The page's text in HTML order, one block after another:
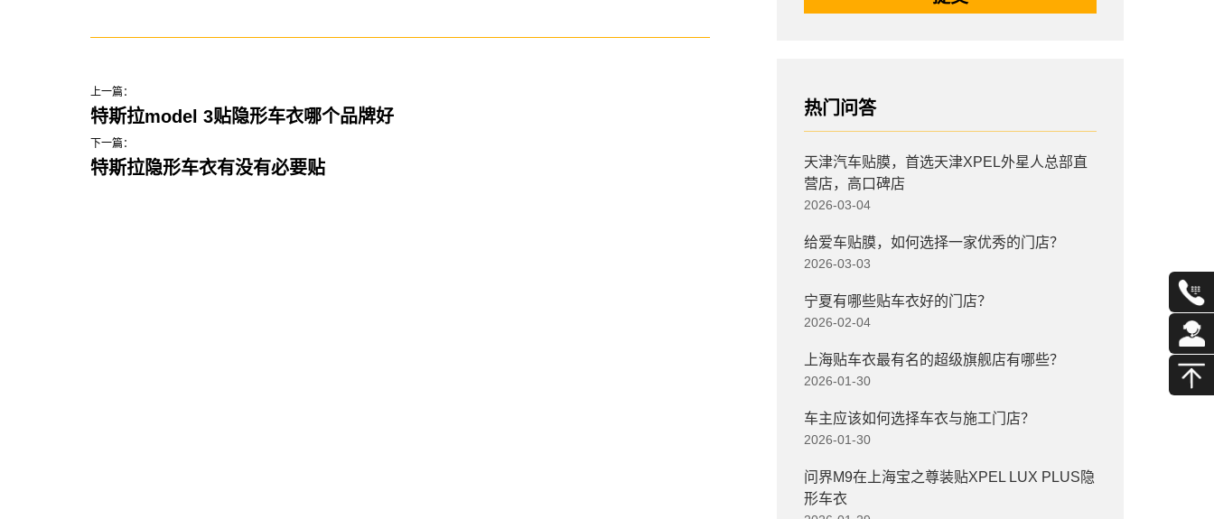
上一篇：
特斯拉model 3贴隐形车衣哪个品牌好
下一篇：
特斯拉隐形车衣有没有必要贴
热门问答
天津汽车贴膜，首选天津XPEL外星人总部直
营店，高口碑店
2026-03-04
给爱车贴膜，如何选择一家优秀的门店？
2026-03-03
宁夏有哪些贴车衣好的门店？
2026-02-04
上海贴车衣最有名的超级旗舰店有哪些？
2026-01-30
车主应该如何选择车衣与施工门店？
2026-01-30
问界M9在上海宝之尊装贴XPEL LUX PLUS隐
形车衣